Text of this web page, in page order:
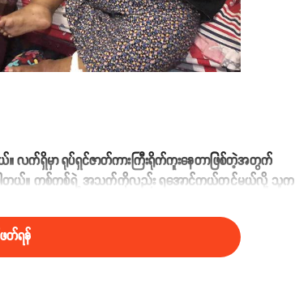
လက်ရှိမှာ ရုပ်ရှင်ဇာတ်ကားကြီးရိုက်ကူးနေတာဖြစ်တဲ့အတွက်
ရပါတယ်။ ကစ်ကစ်ရဲ့ အသက်ကိုလည်း ရအောင်ကယ်တင်မယ်လို့ သူက
တ်ရန်